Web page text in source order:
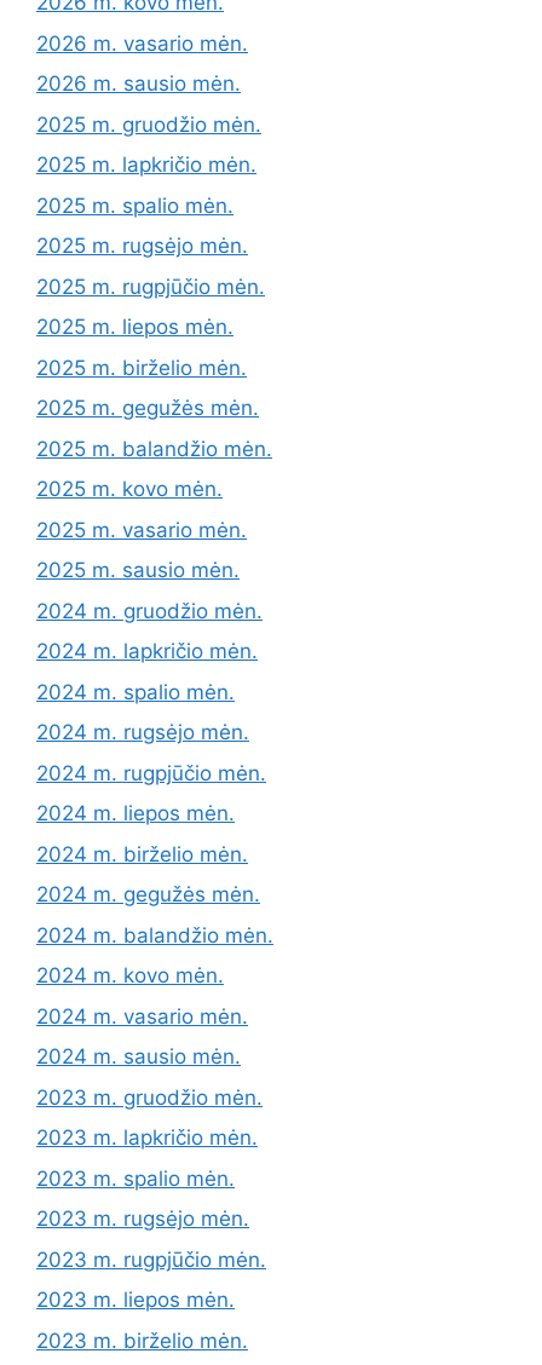
2026 m. vasario mėn.
2026 m. sausio mėn.
2025 m. gruodžio mėn.
2025 m. lapkričio mėn.
2025 m. spalio mėn.
2025 m. rugsėjo mėn.
2025 m. rugpjūčio mėn.
2025 m. liepos mėn.
2025 m. birželio mėn.
2025 m. gegužės mėn.
2025 m. balandžio mėn.
2025 m. kovo mėn.
2025 m. vasario mėn.
2025 m. sausio mėn.
2024 m. gruodžio mėn.
2024 m. lapkričio mėn.
2024 m. spalio mėn.
2024 m. rugsėjo mėn.
2024 m. rugpjūčio mėn.
2024 m. liepos mėn.
2024 m. birželio mėn.
2024 m. gegužės mėn.
2024 m. balandžio mėn.
2024 m. kovo mėn.
2024 m. vasario mėn.
2024 m. sausio mėn.
2023 m. gruodžio mėn.
2023 m. lapkričio mėn.
2023 m. spalio mėn.
2023 m. rugsėjo mėn.
2023 m. rugpjūčio mėn.
2023 m. liepos mėn.
2023 m. birželio mėn.